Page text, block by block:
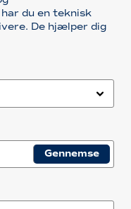
du en teknisk
De hjælper dig